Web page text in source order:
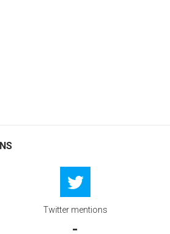
Twitter mentions
-